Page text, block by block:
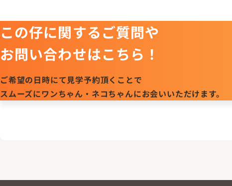
この仔に関するご質問や
お問い合わせはこちら！
ご希望の日時にて見学予約頂くことで
スムーズにワンちゃん・ネコちゃんにお会いいただけます。